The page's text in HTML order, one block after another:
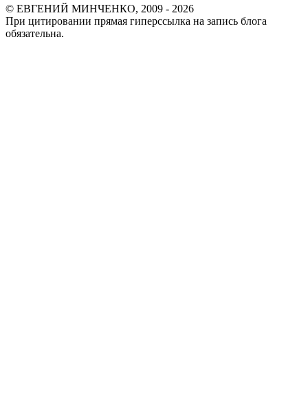
© ЕВГЕНИЙ МИНЧЕНКО, 2009 - 2026
При цитировании прямая гиперссылка на запись блога
обязательна.